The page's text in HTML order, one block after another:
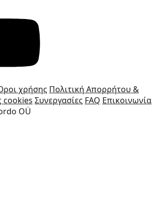
χρήσης Πολιτική Απορρήτου &
cookies Συνεργασίες FAQ Επικοινωνία
OÜ